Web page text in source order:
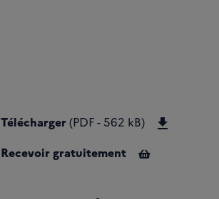
Télécharger (PDF - 562 kB)
Recevoir gratuitement